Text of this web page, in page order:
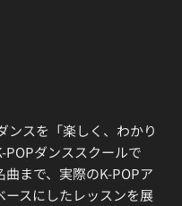
ンスを「楽しく、わかり
ダンススクールで
まで、実際のK-POPア
スにしたレッスンを展